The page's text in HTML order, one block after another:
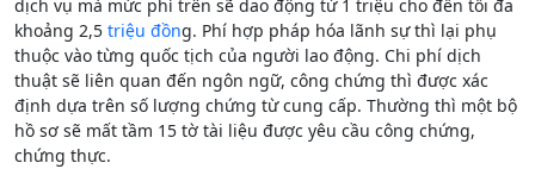
dịch vụ mà mức phí trên sẽ dao động từ 1 triệu cho đến tối đa
khoảng 2,5 triệu đồng. Phí hợp pháp hóa lãnh sự thì lại phụ
thuộc vào từng quốc tịch của người lao động. Chi phí dịch
thuật sẽ liên quan đến ngôn ngữ, công chứng thì được xác
định dựa trên số lượng chứng từ cung cấp. Thường thì một bộ
hồ sơ sẽ mất tầm 15 tờ tài liệu được yêu cầu công chứng,
chứng thực.